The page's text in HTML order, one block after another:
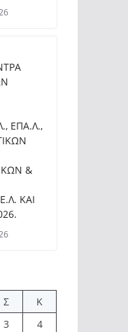
ΕΠΑ.Λ.,
&
ΚΑΙ
Σ
Κ
3
4